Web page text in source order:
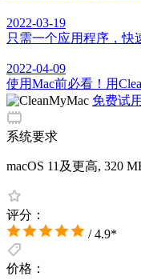
2022-03-19
只需一个应用程序，快
2022-04-09
使用Mac前必看！用
免费试
系统要求
macOS 11及更高, 320
评分：
/ 4.9*
价格：